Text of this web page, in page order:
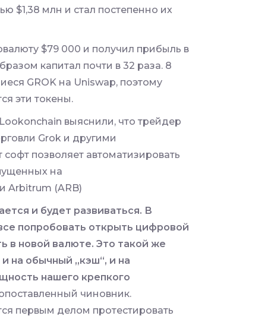
$1,38 млн и стал постепенно их
$79 000 и получил прибыль в
капитал почти в 32 раза. 8
GROK на Uniswap, поэтому
эти токены.
выяснили, что трейдер
Grok и другими
позволяет автоматизировать
на
Arbitrum (ARB)
и будет развиваться. В
попробовать открыть цифровой
в новой валюте. Это такой же
на обычный „кэш“, и на
нашего крепкого
чиновник.
первым делом протестировать